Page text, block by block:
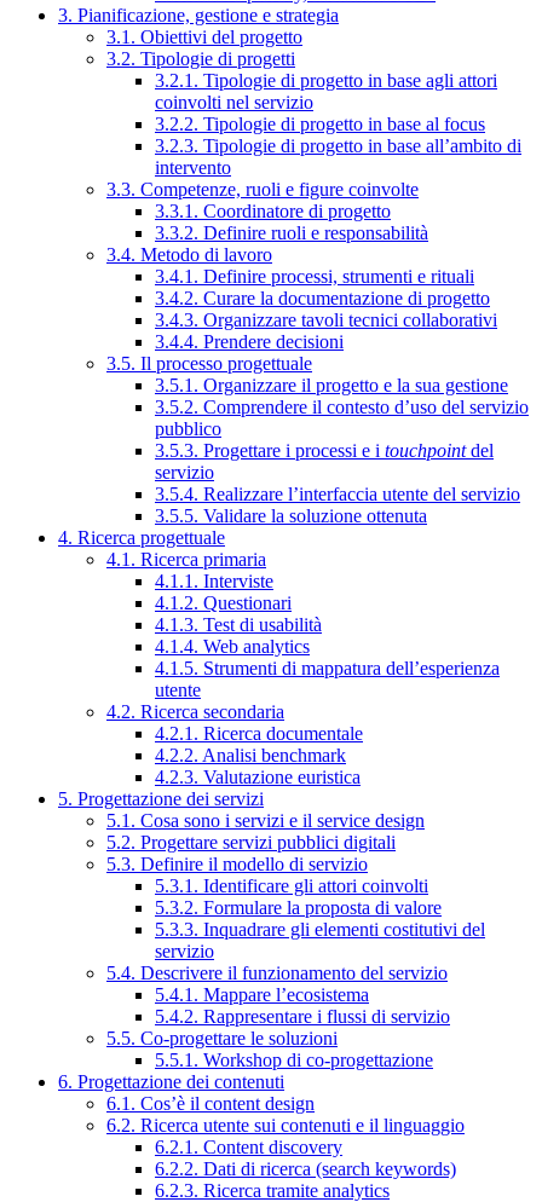
3. Pianificazione, gestione e strategia
3.1. Obiettivi del progetto
3.2. Tipologie di progetti
3.2.1. Tipologie di progetto in base agli attori
coinvolti nel servizio
3.2.2. Tipologie di progetto in base al focus
3.2.3. Tipologie di progetto in base all’ambito di
intervento
3.3. Competenze, ruoli e figure coinvolte
3.3.1. Coordinatore di progetto
3.3.2. Definire ruoli e responsabilità
3.4. Metodo di lavoro
3.4.1. Definire processi, strumenti e rituali
3.4.2. Curare la documentazione di progetto
3.4.3. Organizzare tavoli tecnici collaborativi
3.4.4. Prendere decisioni
3.5. Il processo progettuale
3.5.1. Organizzare il progetto e la sua gestione
3.5.2. Comprendere il contesto d’uso del servizio
pubblico
3.5.3. Progettare i processi e i touchpointdel
servizio
3.5.4. Realizzare l’interfaccia utente del servizio
3.5.5. Validare la soluzione ottenuta
4. Ricerca progettuale
4.1. Ricerca primaria
4.1.1. Interviste
4.1.2. Questionari
4.1.3. Test di usabilità
4.1.4. Web analytics
4.1.5. Strumenti di mappatura dell’esperienza
utente
4.2. Ricerca secondaria
4.2.1. Ricerca documentale
4.2.2. Analisi benchmark
4.2.3. Valutazione euristica
5. Progettazione dei servizi
5.1. Cosa sono i servizi e il service design
5.2. Progettare servizi pubblici digitali
5.3. Definire il modello di servizio
5.3.1. Identificare gli attori coinvolti
5.3.2. Formulare la proposta di valore
5.3.3. Inquadrare gli elementi costitutivi del
servizio
5.4. Descrivere il funzionamento del servizio
5.4.1. Mappare l’ecosistema
5.4.2. Rappresentare i flussi di servizio
5.5. Co-progettare le soluzioni
5.5.1. Workshop di co-progettazione
6. Progettazione dei contenuti
6.1. Cos’è il content design
6.2. Ricerca utente sui contenuti e il linguaggio
6.2.1. Content discovery
6.2.2. Dati di ricerca (search keywords)
6.2.3. Ricerca tramite analytics